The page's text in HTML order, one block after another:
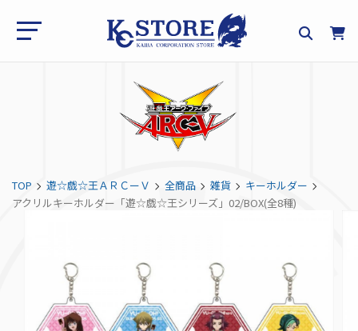
TOP 遊☆戯☆王ＡＲＣーＶ 全商品 雑貨
キーホルダー
アクリルキーホルダー「遊☆戯☆王シリーズ」02/BOX(全8種)